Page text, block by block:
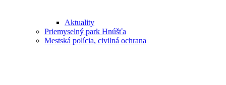
Aktuality
Priemyselný park Hnúšťa
Mestská polícia, civilná ochrana